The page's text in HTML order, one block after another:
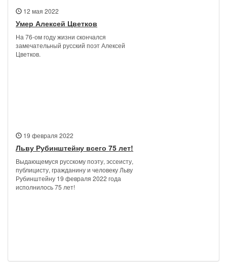
12 мая 2022
Умер Алексей Цветков
На 76-ом году жизни скончался
замечательный русский поэт Алексей
Цветков.
19 февраля 2022
Льву Рубинштейну всего 75 лет!
Выдающемуся русскому поэту, эссеисту,
публицисту, гражданину и человеку Льву
Рубинштейну 19 февраля 2022 года
исполнилось 75 лет!